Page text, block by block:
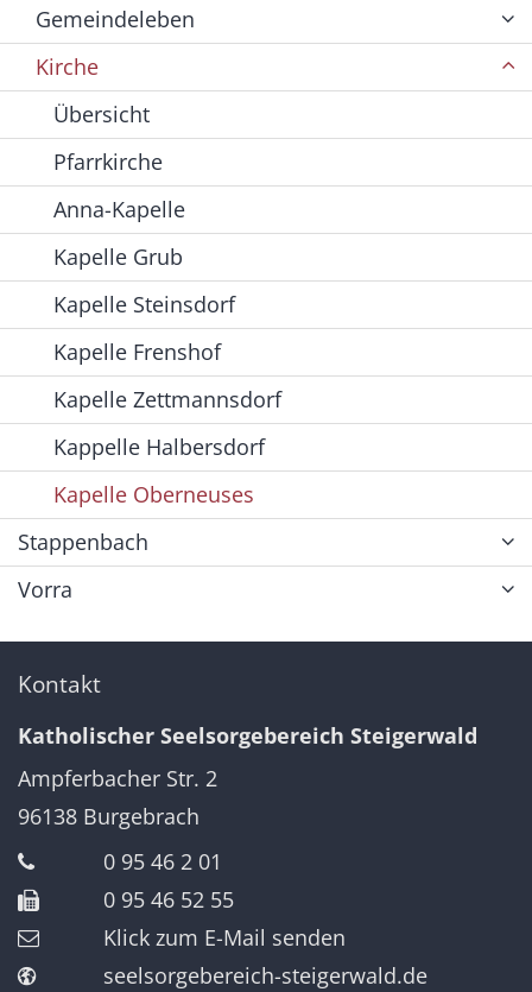
Gemeindeleben
Kirche
Übersicht
Pfarrkirche
Anna-Kapelle
Kapelle Grub
Kapelle Steinsdorf
Kapelle Frenshof
Kapelle Zettmannsdorf
Kappelle Halbersdorf
Kapelle Oberneuses
Stappenbach
Vorra
Kontakt
Katholischer Seelsorgebereich Steigerwald
Ampferbacher Str. 2
96138 Burgebrach
0 95 46 2 01
0 95 46 52 55
Klick zum E-Mail senden
seelsorgebereich-steigerwald.de